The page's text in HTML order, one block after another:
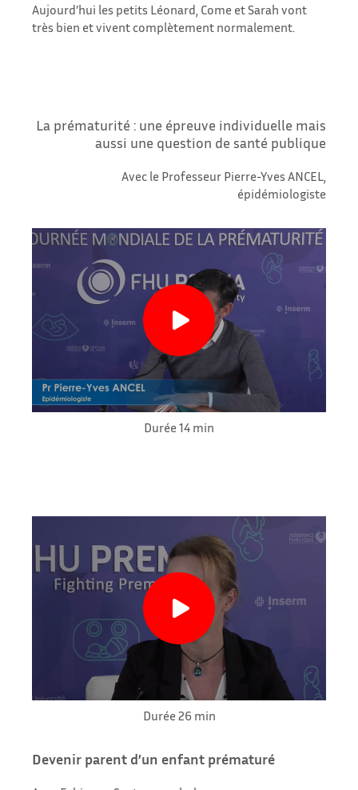
Aujourd’hui les petits Léonard, Come et Sarah vont
très bien et vivent complètement normalement.
La prématurité : une épreuve individuelle mais
aussi une question de santé publique
Avec le Professeur Pierre-Yves ANCEL,
épidémiologiste
Durée 14 min
Durée 26 min
Devenir parent d’un enfant prématuré